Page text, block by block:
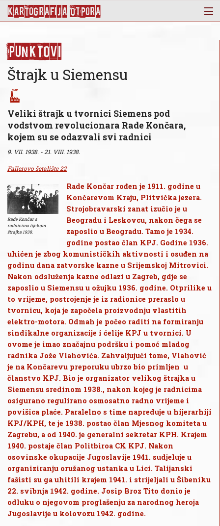
KArtoGrAFIJA OTPorA
Punktovi
Slojevi
Novosti
Publikacije
O nama
Punktovi
Štrajk u Siemensu
Veliki štrajk u tvornici Siemens pod
vodstvom revolucionara Rade Končara,
kojem su se odazvali svi radnici
9. VII. 1938. - 21. VIII. 1938.
Fallerovo šetalište 22
Rade Končar s
radnicima tijekom
štrajka 1938.
Rade Končar rođen je 1911. godine u
Končarevom Kraju, Plitvička jezera.
Strojobravarski zanat izučio je u
Beogradu i Leskovcu, nakon čega se
zaposlio u Beogradu. Tamo je 1934.
godine postao član KPJ. Godine 1936.
uhićen je zbog komunističkih aktivnosti i osuđen na
godinu dana zatvorske kazne u Srijemskoj Mitrovici.
Nakon odsluženja kazne odlazi u Zagreb, gdje se
zaposlio u Siemensu u ožujku 1936. godine. Otprilike u
to vrijeme, postrojenje je iz radionice preraslo u
tvornicu, koja je započela proizvodnju vlastitih
elektro-motora. Odmah je počeo raditi na formiranju
sindikalne organizacije i ćelije KPJ u tvornici. U
ovome je imao značajnu podršku i pomoć mladog
radnika Jože Vlahovića. Zahvaljujući tome, Vlahović
je na Končarevu preporuku ubrzo bio primljen u
članstvo KPJ. Bio je organizator velikog štrajka u
Siemensu sredinom 1938., nakon kojeg je radnicima
osigurano regulirano osmosatno radno vrijeme i
povišica plaće. Paralelno s time napreduje u hijerarhiji
KPJ/KPH, te je 1938. postao član Mjesnog komiteta u
Zagrebu, a od 1940. je generalni sekretar KPH. Krajem
1940. postaje član Politbiroa CK KPJ. Nakon
osovinske okupacije Jugoslavije 1941. sudjeluje u
organiziranju oružanog ustanka u Lici. Talijanski
fašisti su ga uhitili krajem 1941. i strijeljali u Šibeniku
22. svibnja 1942. godine. Josip Broz Tito donio je
odluku o njegovom proglašenju za narodnog heroja
Jugoslavije u kolovozu 1942. godine.